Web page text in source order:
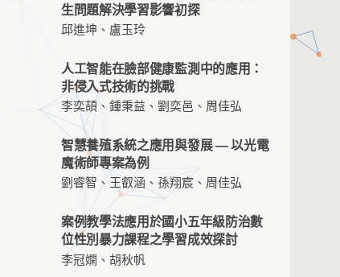
生問題解決學習影響初探
邱進坤、盧玉玲
人工智能在臉部健康監測中的應用：
非侵入式技術的挑戰
李奕頡、鍾秉益、劉奕邑、周佳弘
智慧養殖系統之應用與發展 — 以光電
魔術師專案為例
劉睿智、王叡涵、孫翔宸、周佳弘
案例教學法應用於國小五年級防治數
位性別暴力課程之學習成效探討
李冠嫻、胡秋帆